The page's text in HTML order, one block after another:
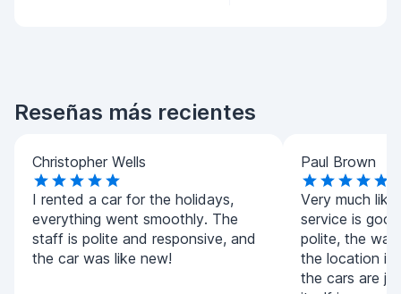
Reseñas más recientes
Christopher Wells
I rented a car for the holidays,
everything went smoothly. The
staff is polite and responsive, and
the car was like new!
Paul Brown
Very much
service is
polite, the
the location is
the cars are